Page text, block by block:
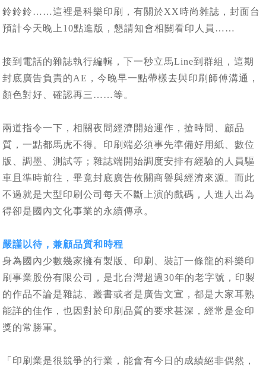
鈴鈴鈴……這裡是科樂印刷，有關於XX時尚雜誌，封面台
預計今天晚上10點進版，懇請知會相關看印人員……
接到電話的雜誌執行編輯，下一秒立馬Line到群組，這期
封底廣告負責的AE，今晚早一點帶樣去與印刷師傅溝通，
顏色對好、確認再三……等。
兩道指令一下，相關夜間經濟開始運作，搶時間、顧品
質，一點都馬虎不得。印刷端必須事先準備好用紙、數位
版、調墨、測試等；雜誌端開始調度安排有經驗的人員驅
車且準時前往，畢竟封底廣告攸關商譽與經濟來源。而此
不過就是大型印刷公司每天不斷上演的戲碼，人進人出為
得卻是國內文化事業的永續傳承。
嚴謹以待，兼顧品質和時程
身為國內少數幾家擁有製版、印刷、裝訂一條龍的科樂印
刷事業股份有限公司，是北台灣超過30年的老字號，印製
的作品不論是雜誌、叢書或者是廣告文宣，都是大家耳熟
能詳的佳作，也因對於印刷品質的要求甚深，經常是金印
獎的常勝軍。
「印刷業是很競爭的行業，能會有今日的成績絕非偶然，